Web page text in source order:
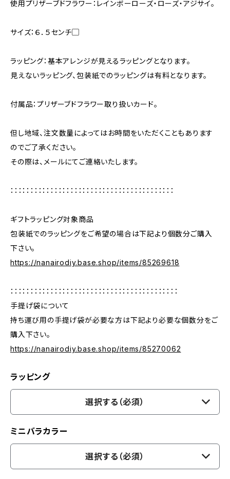
使用プリザーブドフラワー：レインボーローズ・ローズ・アジサイ。
サイズ：６．５センチ▢
ラッピング：基本アレンジが見えるラッピングとなります。
見えないラッピング、包装紙でのラッピングは有料となります。
付属品：プリザーブドフラワー取り扱いカード。
但し地域、注文数量によってはお時間をいただくこともあります
のでご了承ください。
その際は、メールにてご連絡いたします。
：：：：：：：：：：：：：：：：：：：：：：：：：：：：：：：：：：：：：：：：：
ギフトラッピング対象商品
包装紙でのラッピングをご希望の場合は下記より個数分ご購入
下さい。
https://nanairodiy.base.shop/items/85269618
：：：：：：：：：：：：：：：：：：：：：：：：：：：：：：：：：：：：：：：：：：
手提げ袋について
持ち運び用の手提げ袋が必要な方は下記より必要な個数分をご
購入下さい。
https://nanairodiy.base.shop/items/85270062
ラッピング
選択する（必須）
ミニバラカラー
選択する（必須）